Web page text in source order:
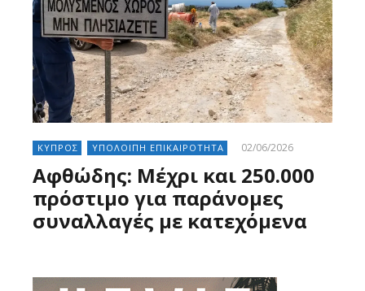
ΚΥΠΡΟΣ ΥΠΟΛΟΙΠΗ ΕΠΙΚΑΙΡΟΤΗΤΑ 02/06/2026
Αφθώδης: Μέχρι και 250.000
πρόστιμο για παράνομες
συναλλαγές με κατεχόμενα